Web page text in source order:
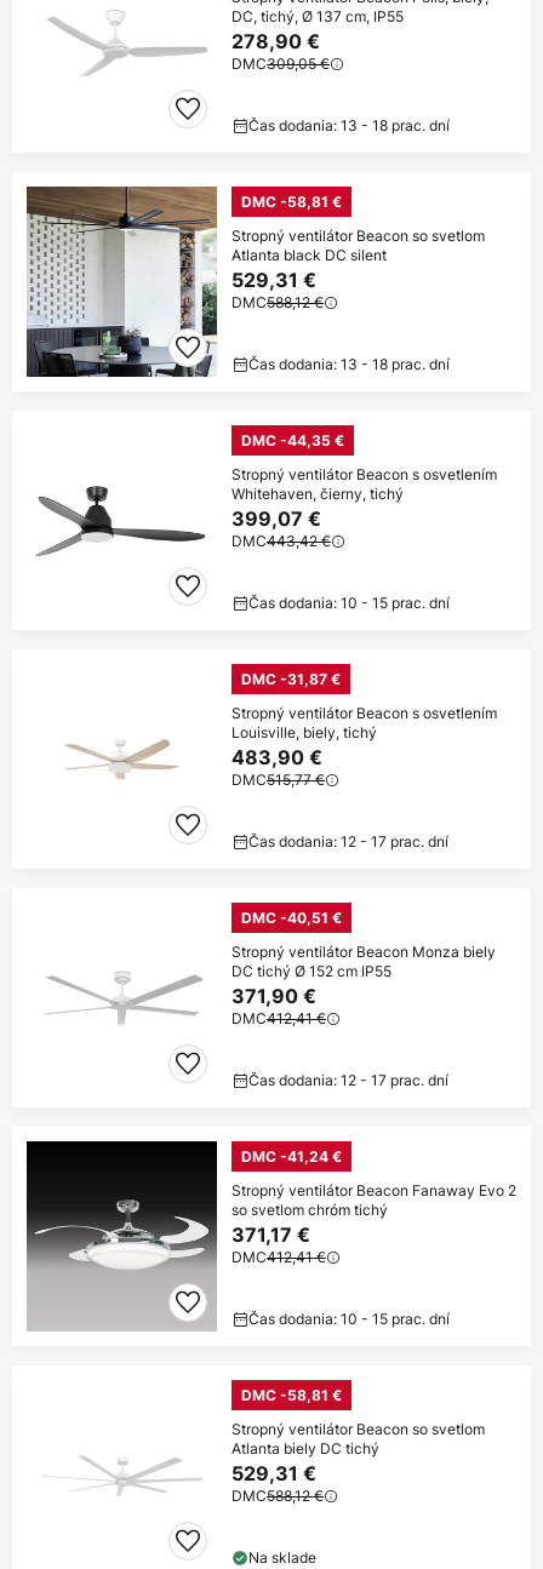
DC, tichý, Ø 137 cm, IP55
278,90 €
DMC309,05 €
Čas dodania: 13 - 18 prac. dní
DMC -58,81 €
Stropný ventilátor Beacon so svetlom
Atlanta black DC silent
529,31 €
DMC588,12 €
Čas dodania: 13 - 18 prac. dní
DMC -44,35 €
Stropný ventilátor Beacon s osvetlením
Whitehaven, čierny, tichý
399,07 €
DMC443,42 €
Čas dodania: 10 - 15 prac. dní
DMC -31,87 €
Stropný ventilátor Beacon s osvetlením
Louisville, biely, tichý
483,90 €
DMC515,77 €
Čas dodania: 12 - 17 prac. dní
DMC -40,51 €
Stropný ventilátor Beacon Monza biely
DC tichý Ø 152 cm IP55
371,90 €
DMC412,41 €
Čas dodania: 12 - 17 prac. dní
DMC -41,24 €
Stropný ventilátor Beacon Fanaway Evo 2
so svetlom chróm tichý
371,17 €
DMC412,41 €
Čas dodania: 10 - 15 prac. dní
DMC -58,81 €
Stropný ventilátor Beacon so svetlom
Atlanta biely DC tichý
529,31 €
DMC588,12 €
Na sklade